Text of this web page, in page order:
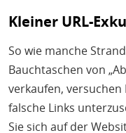
Kleiner URL-
So wie manche
Bauchtaschen von
verkaufen,
falsche Links
Sie sich auf der